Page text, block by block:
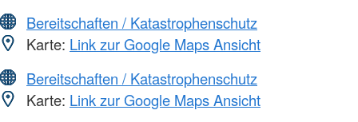
Bereitschaften / Katastrophenschutz
Karte: Link zur Google Maps Ansicht
Bereitschaften / Katastrophenschutz
Karte: Link zur Google Maps Ansicht